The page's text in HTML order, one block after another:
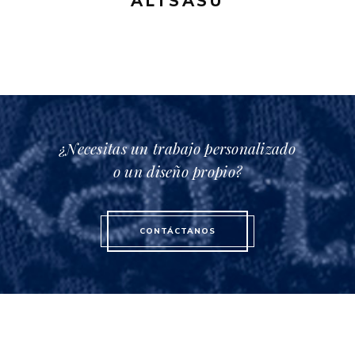
¿Necesitas un trabajo personalizado
o un diseño propio?
CONTÁCTANOS